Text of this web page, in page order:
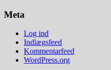
Meta
Log ind
Indlægsfeed
Kommentarfeed
WordPress.org